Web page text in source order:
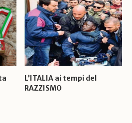
L’ITALIA ai tempi del
RAZZISMO